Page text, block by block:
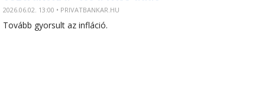
2026.06.02. 13:00 • PRIVATBANKAR.HU
Tovább gyorsult az infláció.